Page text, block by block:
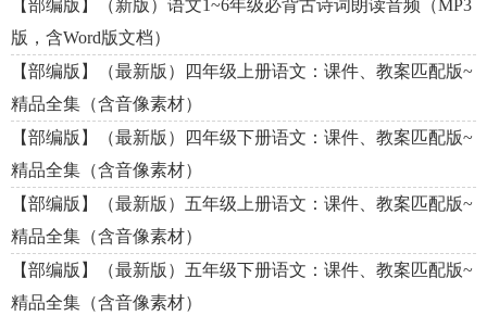
【部编版】（新版）语文1~6年级必背古诗词朗读音频（MP3
版，含Word版文档）
【部编版】（最新版）四年级上册语文：课件、教案匹配版~
精品全集（含音像素材）
【部编版】（最新版）四年级下册语文：课件、教案匹配版~
精品全集（含音像素材）
【部编版】（最新版）五年级上册语文：课件、教案匹配版~
精品全集（含音像素材）
【部编版】（最新版）五年级下册语文：课件、教案匹配版~
精品全集（含音像素材）